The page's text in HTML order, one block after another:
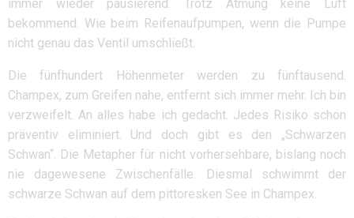
immer wieder pausierend. Trotz Atmung keine Luft
bekommend. Wie beim Reifenaufpumpen, wenn die Pumpe
nicht genau das Ventil umschließt.
Die fünfhundert Höhenmeter werden zu fünftausend.
Champex, zum Greifen nahe, entfernt sich immer mehr. Ich bin
verzweifelt. An alles habe ich gedacht. Jedes Risiko schon
präventiv eliminiert. Und doch gibt es den „Schwarzen
Schwan“. Die Metapher für nicht vorhersehbare, bislang noch
nie dagewesene Zwischenfälle. Diesmal schwimmt der
schwarze Schwan auf dem pittoresken See in Champex.